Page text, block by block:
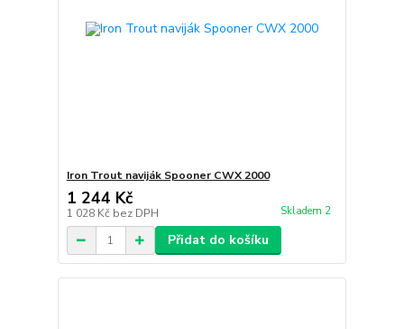
Iron Trout naviják Spooner CWX 2000
1 244 Kč
1 028 Kč bez DPH Skladem 2
Přidat do košíku